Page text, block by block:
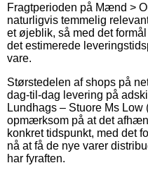
Fragtperioden på Mænd >
naturligvis temmelig
et øjeblik, så med det
det estimerede
vare.
Størstedelen af shops på
dag-til-dag levering på
Lundhags – Stuore Ms
opmærksom på at det
konkret tidspunkt, med det
nå at få de nye varer
har fyraften.